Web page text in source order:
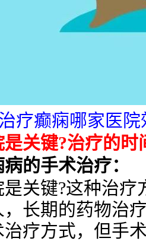
疗癫痫哪家医
键?治疗的时
手术治疗：
键?这种治疗
长期的药物治
疗方式，但手